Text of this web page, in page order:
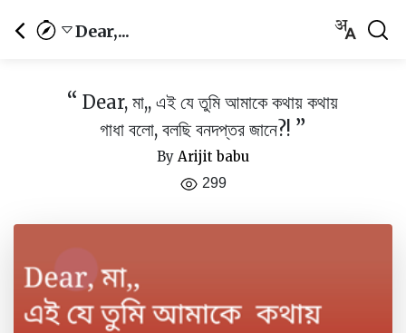
Dear,...
“ Dear, মা,, এই যে তুমি আমাকে কথায় কথায়
গাধা বলো, বলছি বনদপ্তর জানে?! ”
By Arijit babu
299